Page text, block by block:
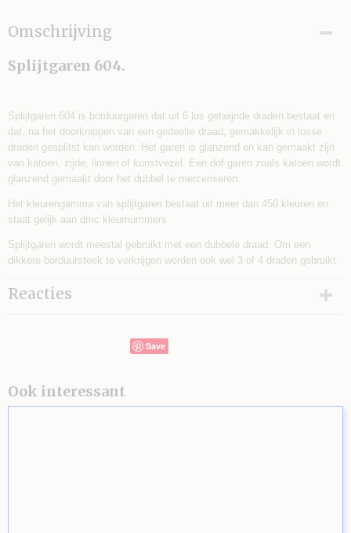
Omschrijving
Splijtgaren 604.
Splijtgaren 604 is borduurgaren dat uit 6 los getwijnde draden bestaat en
dat, na het doorknippen van een gedeelte draad, gemakkelijk in losse
draden gesplitst kan worden. Het garen is glanzend en kan gemaakt zijn
van katoen, zijde, linnen of kunstvezel. Een dof garen zoals katoen wordt
glanzend gemaakt door het dubbel te merceriseren.
Het kleurengamma van splijtgaren bestaat uit meer dan 450 kleuren en
staat gelijk aan dmc kleurnummers
Splijtgaren wordt meestal gebruikt met een dubbele draad. Om een
dikkere borduursteek te verkrijgen worden ook wel 3 of 4 draden gebruikt.
Reacties
Save
Ook interessant